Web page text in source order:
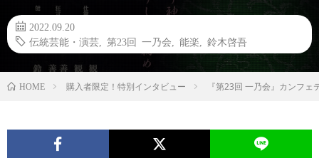
2022.09.20
伝統芸能・演芸
第23回 一乃会 能楽 鈴木啓吾
HOME 購入者限定！特別インタビュー 『第23回 一乃会』カンフ